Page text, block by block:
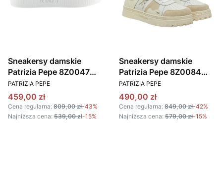
Sneakersy damskie
Patrizia Pepe 8Z0047
E028 biały
PRODUCENT
PATRIZIA PEPE
Cena promocyjna
459,00 zł
Cena regularna: 809,00 zł-43%
Najniższa cena: 539,00 zł-15%
Sneakersy damskie
Patrizia Pepe 8Z0084
L055 beżowy
PRODUCENT
PATRIZIA PEPE
Cena promocyjna
490,00 zł
Cena regularna: 849,00 zł-42%
Najniższa cena: 579,00 zł-15%